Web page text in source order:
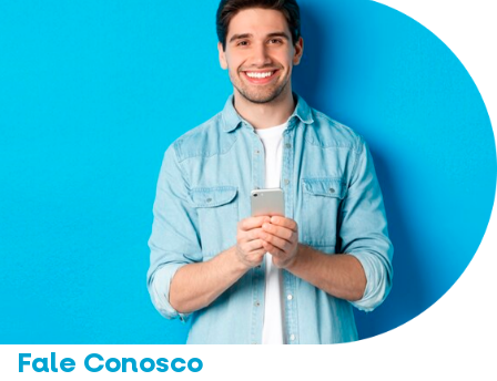
Fale Conosco